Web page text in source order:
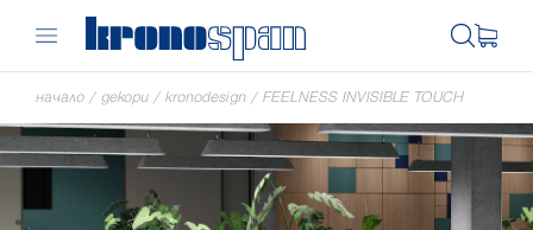
начало / декори / kronodesign / FEELNESS INVISIBLE TOUCH